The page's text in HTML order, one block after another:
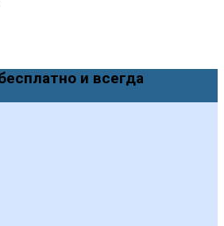
и всегда